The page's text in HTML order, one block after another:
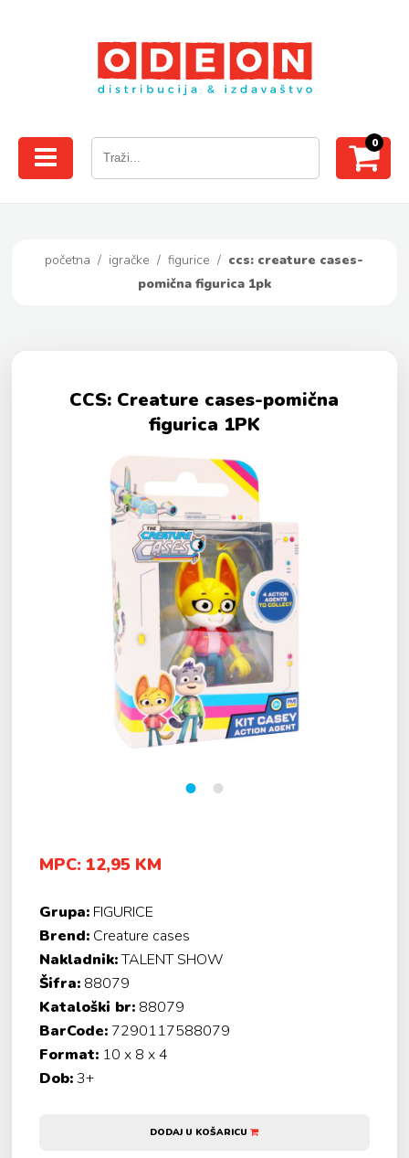
0
početna / igračke /figurice / ccs: creature cases-
pomična figurica 1pk
CCS: Creature cases-pomična
figurica 1PK
MPC: 12,95 KM
Grupa: FIGURICE
Brend: Creature cases
Nakladnik:TALENT SHOW
Šifra: 88079
Kataloški br: 88079
BarCode: 7290117588079
Format: 10 x 8 x 4
Dob:3+
DODAJ U KOŠARICU